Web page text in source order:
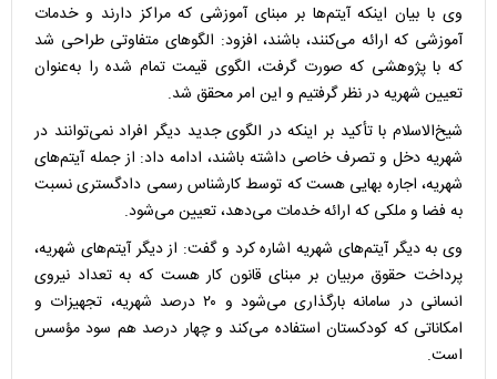
وی با بیان اینکه آیتم‌ها بر مبنای آموزشی که مراکز دارند و خدمات
آموزشی که ارائه می‌کنند، باشند، افزود: الگوهای متفاوتی طراحی شد
که با پژوهشی که صورت گرفت، الگوی قیمت تمام شده را به‌عنوان
تعیین شهریه در نظر گرفتیم و این امر محقق شد.
شیخ‌الاسلام با تأکید بر اینکه در الگوی جدید دیگر افراد نمی‌توانند در
شهریه دخل و تصرف خاصی داشته باشند، ادامه داد: از جمله آیتم‌های
شهریه، اجاره بهایی هست که توسط کارشناس رسمی دادگستری نسبت
به فضا و ملکی که ارائه خدمات می‌دهد، تعیین می‌شود.
وی به دیگر آیتم‌های شهریه اشاره کرد و گفت: از دیگر آیتم‌های شهریه،
پرداخت حقوق مربیان بر مبنای قانون کار هست که به تعداد نیروی
انسانی در سامانه بارگذاری می‌شود و ۲۰ درصد شهریه، تجهیزات و
امکاناتی که کودکستان استفاده می‌کند و چهار درصد هم سود مؤسس
است.